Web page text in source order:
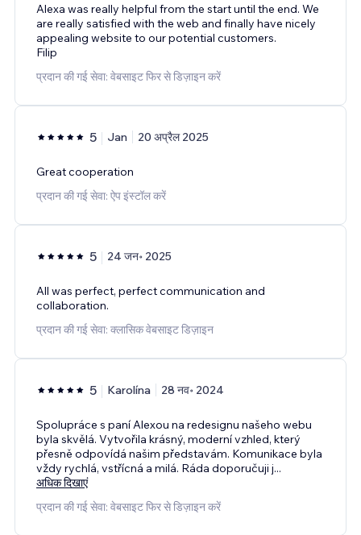
Alexa was really helpful from the start until the end. We
are really satisfied with the web and finally have nicely
appealing website to our potential customers.
Filip
प्रदान की गई सेवा: वेबसाइट फिर से डिज़ाइन करें
5 Jan 20 अप्रैल 2025
Great cooperation
प्रदान की गई सेवा: ऐप इंस्टॉल करें
5 24 जन॰ 2025
All was perfect, perfect communication and
collaboration.
प्रदान की गई सेवा: क्लासिक वेबसाइट डिज़ाइन
5 Karolína 28 नव॰ 2024
Spolupráce s paní Alexou na redesignu našeho webu
byla skvělá. Vytvořila krásný, moderní vzhled, který
přesně odpovídá našim představám. Komunikace byla
vždy rychlá, vstřícná a milá. Ráda doporučuji j...
अधिक दिखाएं
प्रदान की गई सेवा: वेबसाइट फिर से डिज़ाइन करें